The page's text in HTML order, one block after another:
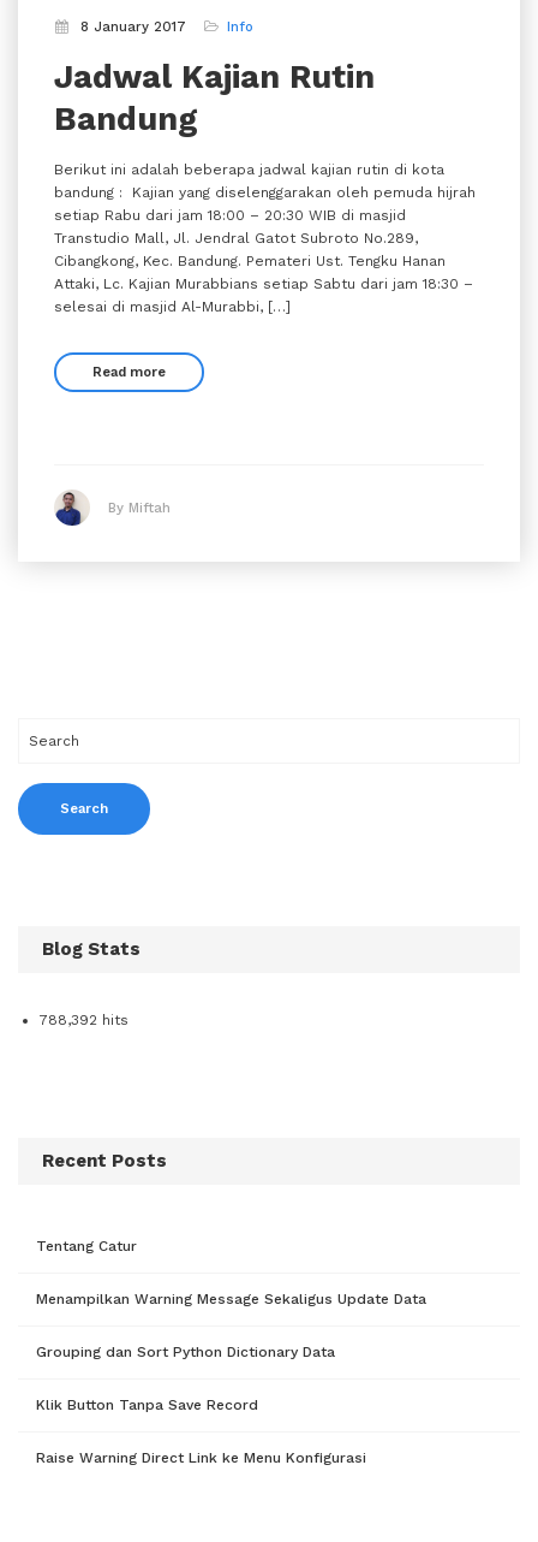
8 January 2017 Info
Jadwal Kajian Rutin
Bandung
Berikut ini adalah beberapa jadwal kajian rutin di kota
bandung : Kajian yang diselenggarakan oleh pemuda hijrah
setiap Rabu dari jam 18:00 – 20:30 WIB di masjid
Transtudio Mall, Jl. Jendral Gatot Subroto No.289,
Cibangkong, Kec. Bandung. Pemateri Ust. Tengku Hanan
Attaki, Lc. Kajian Murabbians setiap Sabtu dari jam 18:30 –
selesai di masjid Al-Murabbi, […]
Read more
By Miftah
Blog Stats
788,392 hits
Recent Posts
Tentang Catur
Menampilkan Warning Message Sekaligus Update Data
Grouping dan Sort Python Dictionary Data
Klik Button Tanpa Save Record
Raise Warning Direct Link ke Menu Konfigurasi